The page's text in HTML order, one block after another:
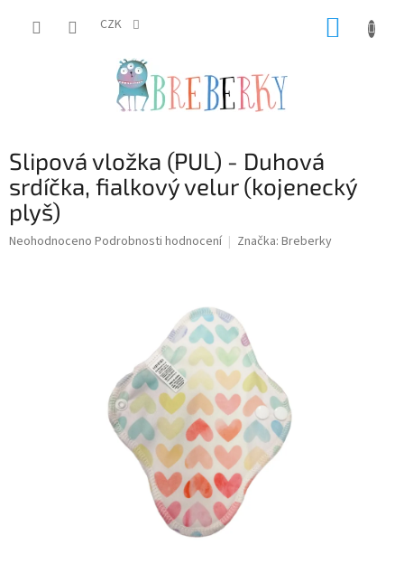
CZK
Slipová vložka (PUL) - Duhová
srdíčka, fialkový velur (kojenecký
plyš)
Průměrné
Neohodnoceno Podrobnosti hodnocení Značka: Breberky